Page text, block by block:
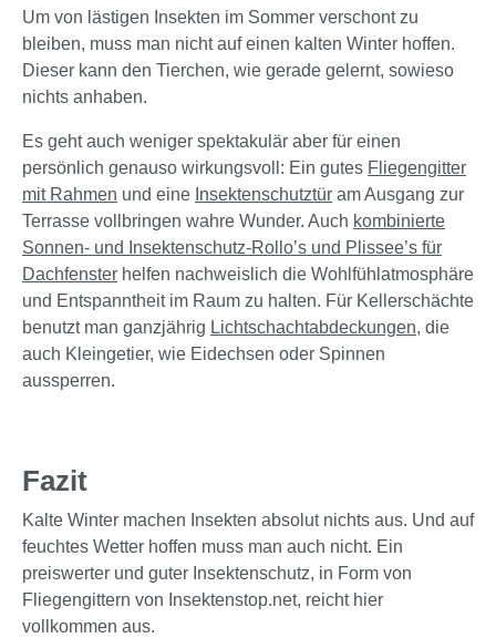
Um von lästigen Insekten im Sommer verschont zu
bleiben, muss man nicht auf einen kalten Winter hoffen.
Dieser kann den Tierchen, wie gerade gelernt, sowieso
nichts anhaben.
Es geht auch weniger spektakulär aber für einen
persönlich genauso wirkungsvoll: Ein gutes Fliegengitter
mit Rahmen und eine Insektenschutztür am Ausgang zur
Terrasse vollbringen wahre Wunder. Auch kombinierte
Sonnen- und Insektenschutz-Rollo’s und Plissee’s für
Dachfenster helfen nachweislich die Wohlfühlatmosphäre
und Entspanntheit im Raum zu halten. Für Kellerschächte
benutzt man ganzjährig Lichtschachtabdeckungen, die
auch Kleingetier, wie Eidechsen oder Spinnen
aussperren.
Fazit
Kalte Winter machen Insekten absolut nichts aus. Und auf
feuchtes Wetter hoffen muss man auch nicht. Ein
preiswerter und guter Insektenschutz, in Form von
Fliegengittern von Insektenstop.net, reicht hier
vollkommen aus.